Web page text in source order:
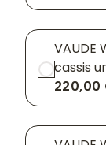
VAUDE
cassis
220,00